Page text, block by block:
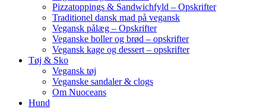
Pizzatoppings & Sandwichfyld – Opskrifter
Traditionel dansk mad på vegansk
Vegansk pålæg – Opskrifter
Veganske boller og brød – opskrifter
Vegansk kage og dessert – opskrifter
Tøj & Sko
Vegansk tøj
Veganske sandaler & clogs
Om Nuoceans
Hund